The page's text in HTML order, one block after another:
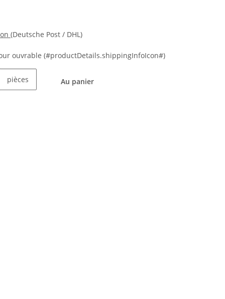
(Deutsche Post / DHL)
ouvrable (#productDetails.shippingInfoIcon#)
pièces Au panier